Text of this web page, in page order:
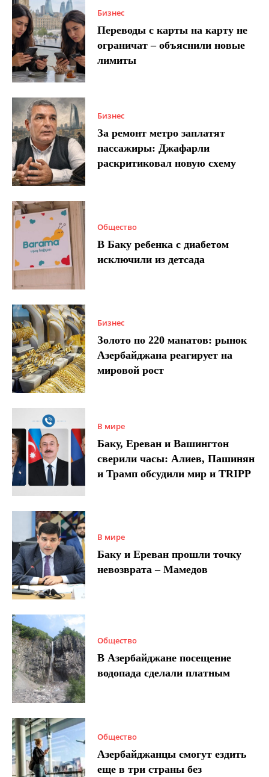
Бизнес
Переводы с карты на карту не
ограничат – объяснили новые
лимиты
Бизнес
За ремонт метро заплатят
пассажиры: Джафарли
раскритиковал новую схему
Общество
В Баку ребенка с диабетом
исключили из детсада
Бизнес
Золото по 220 манатов: рынок
Азербайджана реагирует на
мировой рост
В мире
Баку, Ереван и Вашингтон
сверили часы: Алиев, Пашинян
и Трамп обсудили мир и TRIPP
В мире
Баку и Ереван прошли точку
невозврата – Мамедов
Общество
В Азербайджане посещение
водопада сделали платным
Общество
Азербайджанцы смогут ездить
еще в три страны без